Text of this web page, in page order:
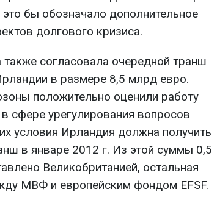
бы обозначало дополнительное
долгового кризиса.
также согласовала очередной транш
в размере 8,5 млрд евро.
положительно оценили работу
сфере урегулирования вопросов
условия Ирландия должна получить
в январе 2012 г. Из этой суммы 0,5
Великобританией, остальная
МВФ и европейским фондом EFSF.